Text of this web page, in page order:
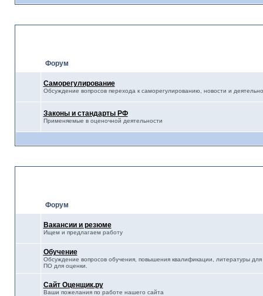
Форум
Саморегулирование
Обсуждение вопросов перехода к саморегулированию, новости и
Законы и стандарты РФ
Применяемые в оценочной деятельности
Форум
Вакансии и резюме
Ищем и предлагаем работу
Обучение
Обсуждение вопросов обучения, повышения квалификации, литературы
ПО для оценки.
Сайт Оценщик.ру
Ваши пожелания по работе нашего сайта